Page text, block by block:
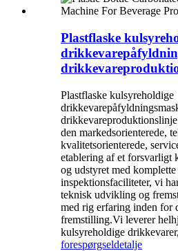
Plastflaske
Plastflaske kulsyreholdige
den markedsorienterede,
kvalitetsorienterede,
etablering af et forsvarligt
og udstyret med komplette
inspektionsfaciliteter, vi
teknisk udvikling og
med rig erfaring inden for
fremstilling.Vi leverer
kulsyreholdige
forespørgseldetalje